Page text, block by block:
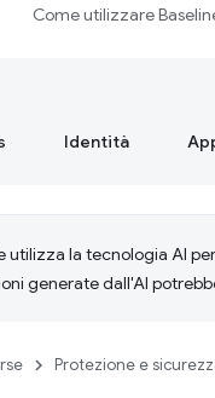
Come utilizzare
Identità
utilizza la tecnologia AI
generate dall'AI
Protezione e